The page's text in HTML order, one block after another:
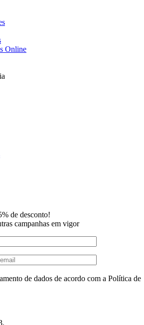
Online
de desconto!
campanhas em vigor
de dados de acordo com a Política de
.